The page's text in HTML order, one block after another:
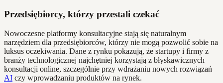
Przedsiębiorcy, którzy przestali czekać
Nowoczesne platformy konsultacyjne stają się naturalnym
narzędziem dla przedsiębiorców, którzy nie mogą pozwolić sobie na
luksus oczekiwania. Dane z rynku pokazują, że startupy i firmy z
branży technologicznej najchętniej korzystają z błyskawicznych
konsultacji online, szczególnie przy wdrażaniu nowych rozwiązań
AI czy wprowadzaniu produktów na rynek.